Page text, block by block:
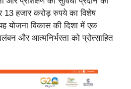
13 हजार करोड़ रुपये का विशेष
योजना विकास की दिशा में एक
और आत्मनिर्भरता को प्रोत्साहित